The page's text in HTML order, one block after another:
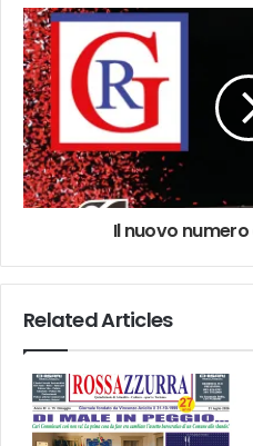
Il nuovo numero
Related Articles